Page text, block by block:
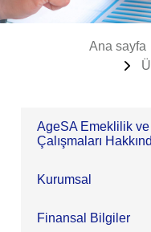
Ana sayfa
AgeSA Emeklilik ve
Çalışmaları
Kurumsal
Finansal Bilgiler